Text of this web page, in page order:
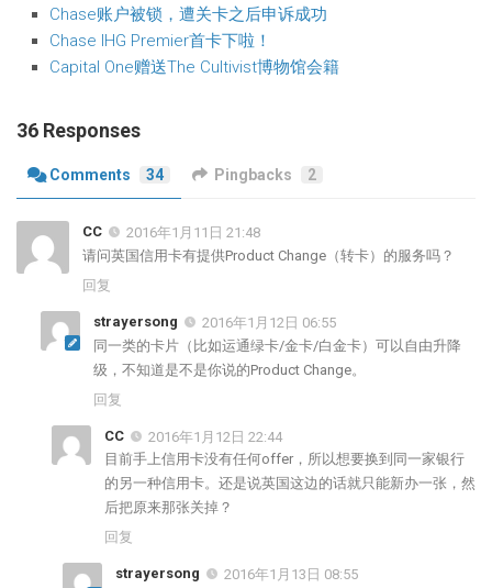
Chase账户被锁，遭关卡之后申诉成功
Chase IHG Premier首卡下啦！
Capital One赠送The Cultivist博物馆会籍
36 Responses
Comments 34 Pingbacks 2
CC
2016年1月11日 21:48
请问英国信用卡有提供Product Change（转卡）的服务吗？
回复
strayersong
2016年1月12日 06:55
同一类的卡片（比如运通绿卡/金卡/白金卡）可以自由升降
级，不知道是不是你说的Product Change。
回复
CC
2016年1月12日 22:44
目前手上信用卡没有任何offer，所以想要换到同一家银行
的另一种信用卡。还是说英国这边的话就只能新办一张，然
后把原来那张关掉？
回复
strayersong
2016年1月13日 08:55